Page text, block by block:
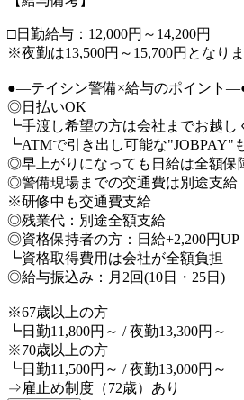
□日勤給与：12,000円～14,200円
※夜勤は13,500円～15,700円となりま
●―テイシン警備×給与のポイント
◎日払いOK
┗手渡し希望の方は会社までお越し
┗ATMで引き出し可能な"JOBPAY"
◎早上がりになっても日給は全額保
◎警備現場までの交通費は別途支給
※研修中も交通費支給
◎残業代：別途全額支給
◎資格保持者の方：日給+2,200円UP
┗資格取得費用は会社が全額負担
◎給与振込み：月2回(10日・25日)
※67歳以上の方
┗日勤11,800円～ / 夜勤13,300円～
※70歳以上の方
┗日勤11,500円～ / 夜勤13,000円～
⇒雇止め制度（72歳）あり